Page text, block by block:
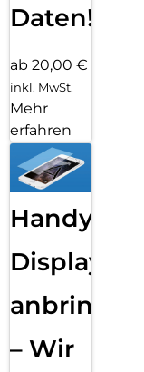
Daten!
ab 20,00 €
inkl. MwSt.
Mehr
erfahren
Handy
Displayfolie
anbringen
– Wir